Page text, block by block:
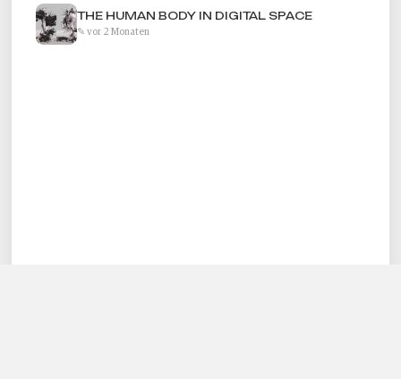
THE HUMAN BODY IN DIGITAL SPACE
✎ vor 2 Monaten